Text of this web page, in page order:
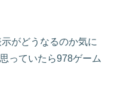
がどうなるのか気に
っていたら978ゲーム